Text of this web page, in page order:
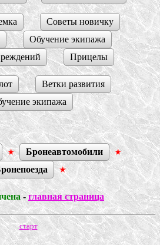
Советы новичку
Обучение экипажа
Прицелы
Ветки развития
экипажа
Бронеавтомобили
-главная страница
старт